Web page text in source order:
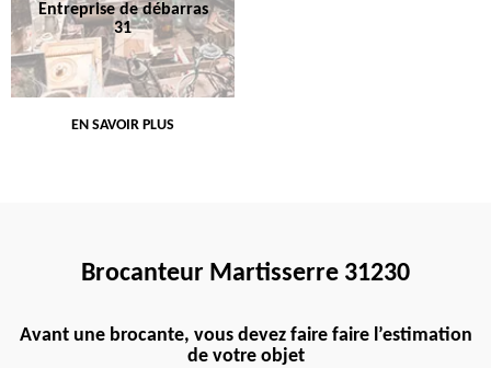
Entreprise de débarras
31
EN SAVOIR PLUS
Brocanteur Martisserre 31230
Avant une brocante, vous devez faire faire l’estimation
de votre objet